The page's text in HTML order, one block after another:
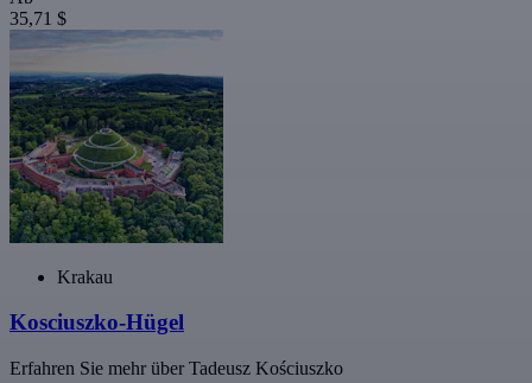
35,71 $
Krakau
Kosciuszko-Hügel
Erfahren Sie mehr über Tadeusz Kościuszko